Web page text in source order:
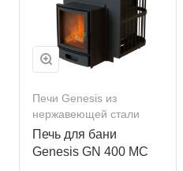
Печи Genesis из
нержавеющей стали
Печь для бани
Genesis GN 400 МС